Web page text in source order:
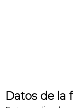
Datos de la